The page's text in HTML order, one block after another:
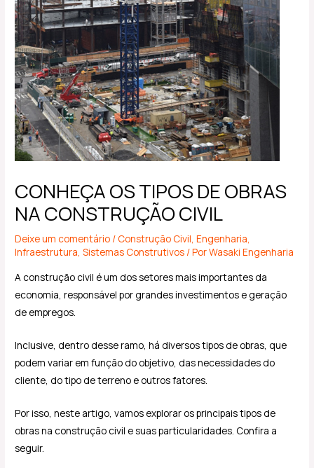
CONHEÇA OS TIPOS DE OBRAS
NA CONSTRUÇÃO CIVIL
Deixe um comentário / Construção Civil,Engenharia,
Infraestrutura,Sistemas Construtivos / PorWasaki Engenharia
A construção civil é um dos setores mais importantes da
economia, responsável por grandes investimentos e geração
de empregos.
Inclusive, dentro desse ramo, há diversos tipos de obras, que
podem variar em função do objetivo, das necessidades do
cliente, do tipo de terreno e outros fatores.
Por isso, neste artigo, vamos explorar os principais tipos de
obras na construção civil e suas particularidades. Confira a
seguir.